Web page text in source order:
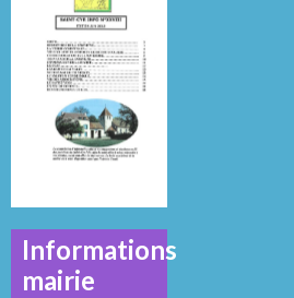
N°
28
Informations
mairie